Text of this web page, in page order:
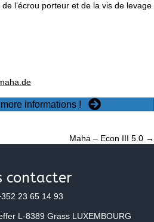
l‘écrou porteur et de la vis de levage
informations !
Maha – Econ III 5.0 →
contacter
23 65 14 93
L-8389 Grass LUXEMBOURG